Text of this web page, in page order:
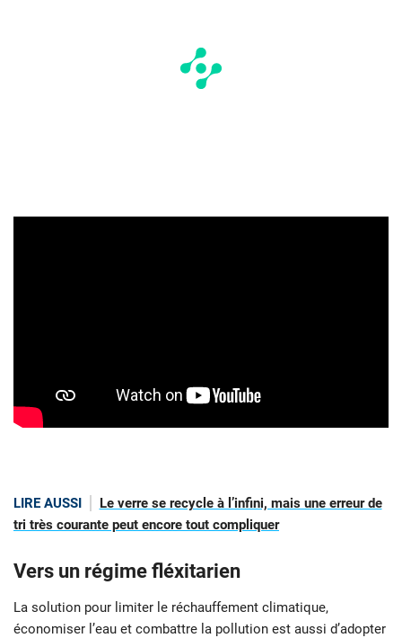
LIRE AUSSI
Le verre se recycle à l’infini, mais une erreur de
tri très courante peut encore tout compliquer
Vers un régime fléxitarien
La solution pour limiter le réchauffement climatique,
économiser l’eau et combattre la pollution est aussi d’adopter